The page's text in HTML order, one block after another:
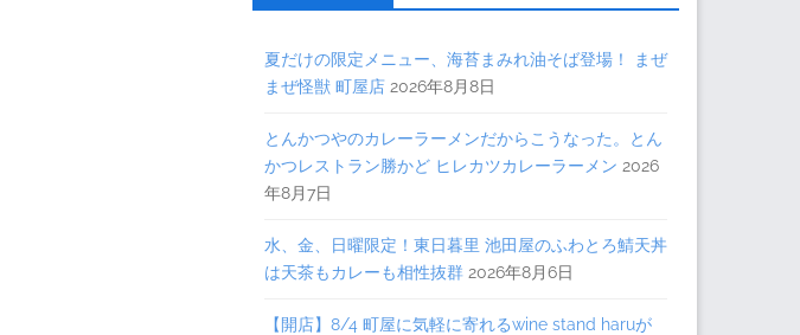
夏だけの限定メニュー、海苔まみれ油そば登場！ まぜ
まぜ怪獣 町屋店 2026年8月8日
とんかつやのカレーラーメンだからこうなった。とん
かつレストラン勝かど ヒレカツカレーラーメン 2026
年8月7日
水、金、日曜限定！東日暮里 池田屋のふわとろ鯖天丼
は天茶もカレーも相性抜群 2026年8月6日
【開店】8/4 町屋に気軽に寄れるwine stand haruが